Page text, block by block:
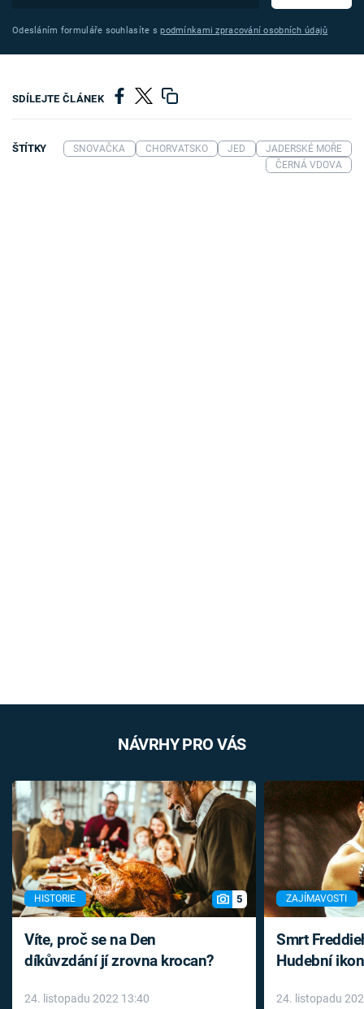
Odesláním formuláře souhlasíte spodmínkami zpracování osobních údajů
SDÍLEJTE ČLÁNEK
ŠTÍTKY SNOVAČKA CHORVATSKO JED
JADERSKÉ MOŘE
ČERNÁ VDOVA
NÁVRHY PRO VÁS
HISTORIE 5
Víte, proč se na Den
díkůvzdání jí zrovna krocan?
24. listopadu 2022 13:40
ZAJÍMAVOSTI
Smrt
Hudební
léky
24. listopadu